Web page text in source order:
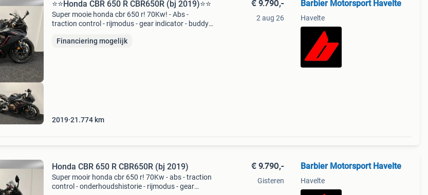
⭐️⭐Honda CBR 650 R CBR650R (bj 2019)⭐️⭐
Super mooie honda cbr 650 r! 70Kw! - Abs -
traction control - rijmodus - gear indicator - buddy
terugvoeren naar 35kw/a2 bij barbier motorsport
Financiering mogelijk
2019 21.774 km
€ 9.790,-
2 aug 26
Barbier Motorsport Havelte
Havelte
️Honda CBR 650 R CBR650R (bj 2019)️
Super mooir honda cbr 650 r! 70Kw - abs - traction
control - onderhoudshistorie - rijmodus - gear
€ 9.790,-
Gisteren
Barbier Motorsport Havelte
Havelte